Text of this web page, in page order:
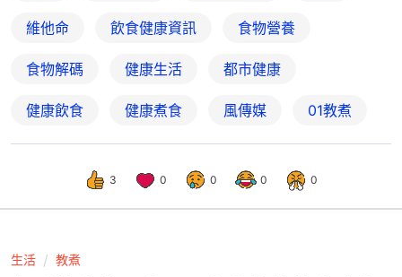
維他命 飲食健康資訊 食物營養
食物解碼 健康生活 都市健康
健康飲食 健康煮食 風傳媒 01教煮
3 0 0 0 0
生活 教煮